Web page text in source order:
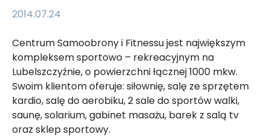
2014.07.24
Centrum Samoobrony i Fitnessu jest największym
kompleksem sportowo – rekreacyjnym na
Lubelszczyźnie, o powierzchni łącznej 1000 mkw.
Swoim klientom oferuje: siłownię, salę ze sprzętem
kardio, salę do aerobiku, 2 sale do sportów walki,
saunę, solarium, gabinet masażu, barek z salą tv
oraz sklep sportowy.